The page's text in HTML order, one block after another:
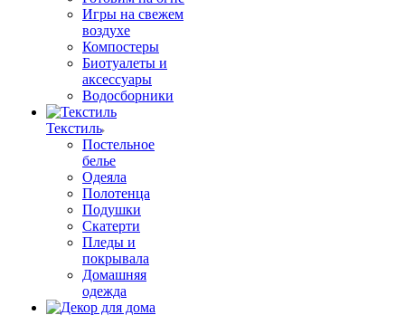
Игры на свежем
воздухе
Компостеры
Биотуалеты и
аксессуары
Водосборники
Текстиль
Постельное
белье
Одеяла
Полотенца
Подушки
Скатерти
Пледы и
покрывала
Домашняя
одежда